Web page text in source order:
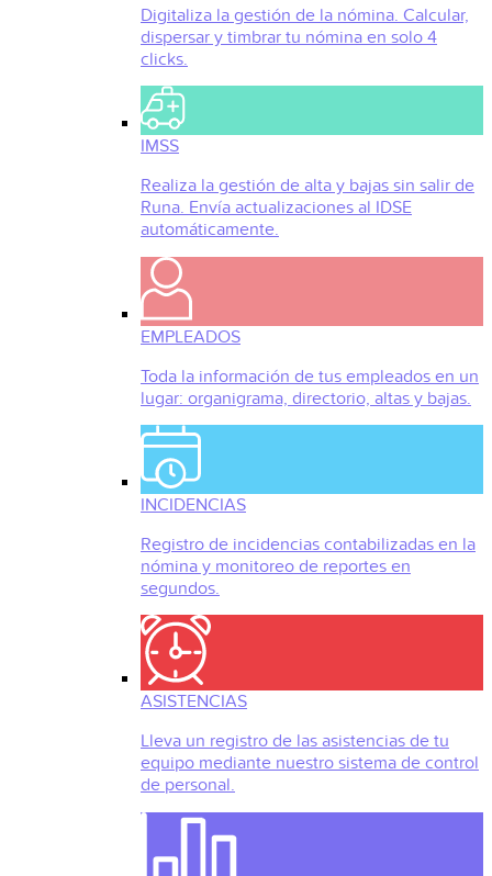
Digitaliza la gestión de la nómina. Calcular,
dispersar y timbrar tu nómina en solo 4
clicks.
IMSS
Realiza la gestión de alta y bajas sin salir de
Runa. Envía actualizaciones al IDSE
automáticamente.
EMPLEADOS
Toda la información de tus empleados en un
lugar: organigrama, directorio, altas y bajas.
INCIDENCIAS
Registro de incidencias contabilizadas en la
nómina y monitoreo de reportes en
segundos.
ASISTENCIAS
Lleva un registro de las asistencias de tu
equipo mediante nuestro sistema de control
de personal.